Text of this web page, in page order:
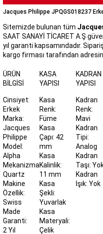
Jacques Philippe JPQGS018237
Sitemizde bulunan tüm
SAAT SANAYİ TİCARET A.Ş
yıl garanti kapsamındadır.
kargo firması tarafından
ÜRÜN
BILGISI
Cinsiyet:
Erkek
Marka:
Jacques
Philippe
Model:
Alpha
Mekanizma:
Quartz
Makine
Özellik:
Swiss
Made
Garanti:
2 Yıl
KASA
YAPISI
Kasa
Renk:
Füme
Kasa
Çapı: 42
mm
Kasa
Kalinlik:
11 mm
Kasa
Şekli:
Yuvarlak
Kasa
Materyali:
Çelik
KADRAN
YAPISI
Kadran
Renk:
Mavi
Kadran
Tipi:
Analog
Kadran
Taşı:
Kadran
Işık: Yok